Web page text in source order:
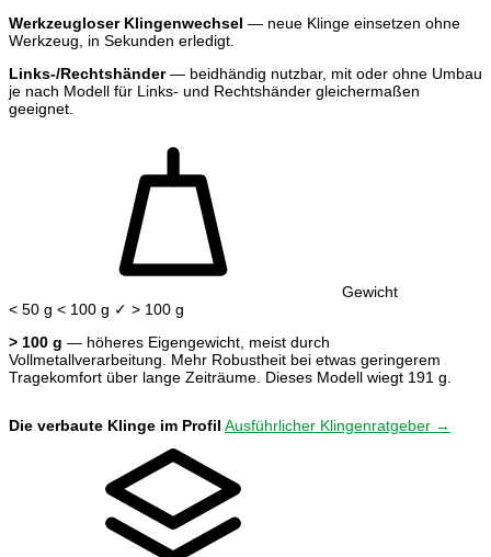
Werkzeugloser Klingenwechsel — neue Klinge einsetzen ohne
Werkzeug, in Sekunden erledigt.
Links-/Rechtshänder— beidhändig nutzbar, mit oder ohne Umbau
je nach Modell für Links- und Rechtshänder gleichermaßen
geeignet.
Gewicht
< 50 g < 100 g ✓ > 100 g
> 100 g — höheres Eigengewicht, meist durch
Vollmetallverarbeitung. Mehr Robustheit bei etwas geringerem
Tragekomfort über lange Zeiträume. Dieses Modell wiegt 191 g.
Die verbaute Klinge im Profil Ausführlicher Klingenratgeber →